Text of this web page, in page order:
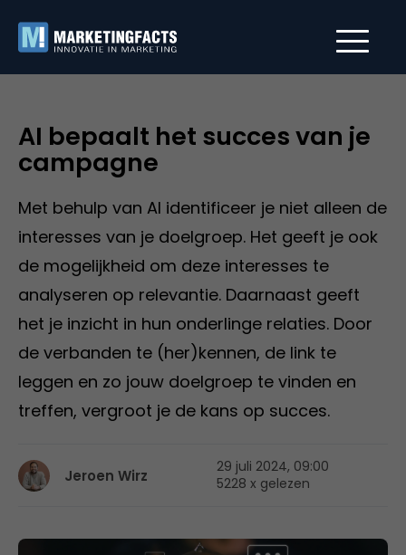
AI bepaalt het succes van je
campagne
Met behulp van AI identificeer je niet alleen de
interesses van je doelgroep. Het geeft je ook
de mogelijkheid om deze interesses te
analyseren op relevantie. Daarnaast geeft
het je inzicht in hun onderlinge relaties. Door
de verbanden te (her)kennen, de link te
leggen en zo jouw doelgroep te vinden en
treffen, vergroot je de kans op succes.
Jeroen Wirz
29 juli 2024, 09:00
5228 x gelezen